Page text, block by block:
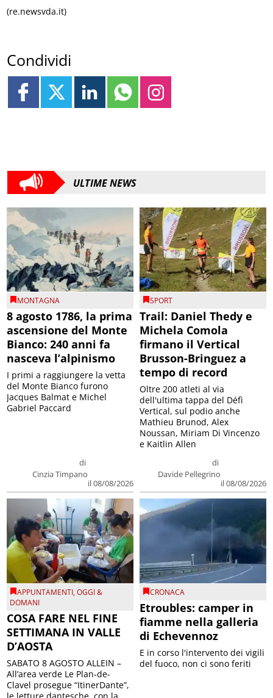
(re.newsvda.it)
Condividi
ULTIME NEWS
MONTAGNA
8 agosto 1786, la prima
ascensione del Monte
Bianco: 240 anni fa
nasceva l’alpinismo
di
Cinzia Timpano
il 08/08/2026
I primi a raggiungere la vetta
del Monte Bianco furono
Jacques Balmat e Michel
Gabriel Paccard
SPORT
Trail: Daniel Thedy e
Michela Comola
firmano il Vertical
Brusson-Bringuez a
tempo di record
di
Davide Pellegrino
il 08/08/2026
Oltre 200 atleti al via
dell'ultima tappa del Défì
Vertical, sul podio anche
Mathieu Brunod, Alex
Noussan, Miriam Di Vincenzo
e Kaitlin Allen
APPUNTAMENTI,OGGI &
DOMANI
COSA FARE NEL FINE
SETTIMANA IN VALLE
D’AOSTA
SABATO 8 AGOSTO ALLEIN –
All’area verde Le Plan-de-
Clavel prosegue “ItinerDante”,
le letture dantesche, con la
CRONACA
Etroubles: camper in
fiamme nella galleria
di Echevennoz
E in corso l'intervento dei vigili
del fuoco, non ci sono feriti